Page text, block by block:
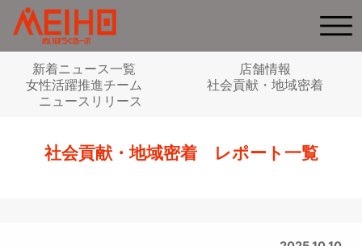
新着ニュース一覧
店舗情報
女性活躍推進チーム
社会貢献・地域密着
ニュースリリース
社会貢献・地域密着 レポート一覧